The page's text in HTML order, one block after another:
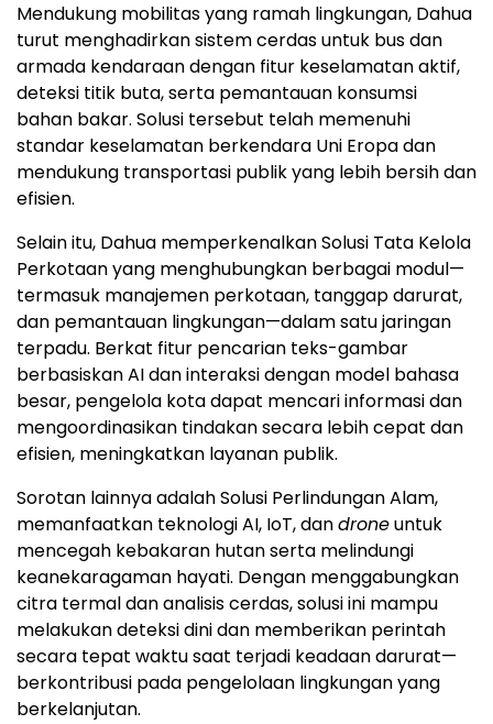
Mendukung mobilitas yang ramah lingkungan, Dahua
turut menghadirkan sistem cerdas untuk bus dan
armada kendaraan dengan fitur keselamatan aktif,
deteksi titik buta, serta pemantauan konsumsi
bahan bakar. Solusi tersebut telah memenuhi
standar keselamatan berkendara Uni Eropa dan
mendukung transportasi publik yang lebih bersih dan
efisien.
Selain itu, Dahua memperkenalkan Solusi Tata Kelola
Perkotaan yang menghubungkan berbagai modul—
termasuk manajemen perkotaan, tanggap darurat,
dan pemantauan lingkungan—dalam satu jaringan
terpadu. Berkat fitur pencarian teks-gambar
berbasiskan AI dan interaksi dengan model bahasa
besar, pengelola kota dapat mencari informasi dan
mengoordinasikan tindakan secara lebih cepat dan
efisien, meningkatkan layanan publik.
Sorotan lainnya adalah Solusi Perlindungan Alam,
memanfaatkan teknologi AI, IoT, dandroneuntuk
mencegah kebakaran hutan serta melindungi
keanekaragaman hayati. Dengan menggabungkan
citra termal dan analisis cerdas, solusi ini mampu
melakukan deteksi dini dan memberikan perintah
secara tepat waktu saat terjadi keadaan darurat—
berkontribusi pada pengelolaan lingkungan yang
berkelanjutan.